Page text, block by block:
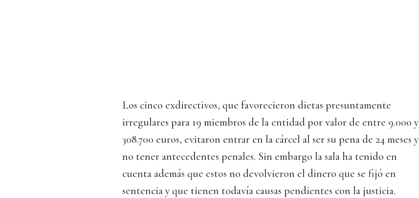
Los cinco exdirectivos, que favorecieron dietas presuntamente
irregulares para 19 miembros de la entidad por valor de entre 9.000 y
308.700 euros, evitaron entrar en la cárcel al ser su pena de 24 meses y
no tener antecedentes penales. Sin embargo la sala ha tenido en
cuenta además que estos no devolvieron el dinero que se fijó en
sentencia y que tienen todavía causas pendientes con la justicia.